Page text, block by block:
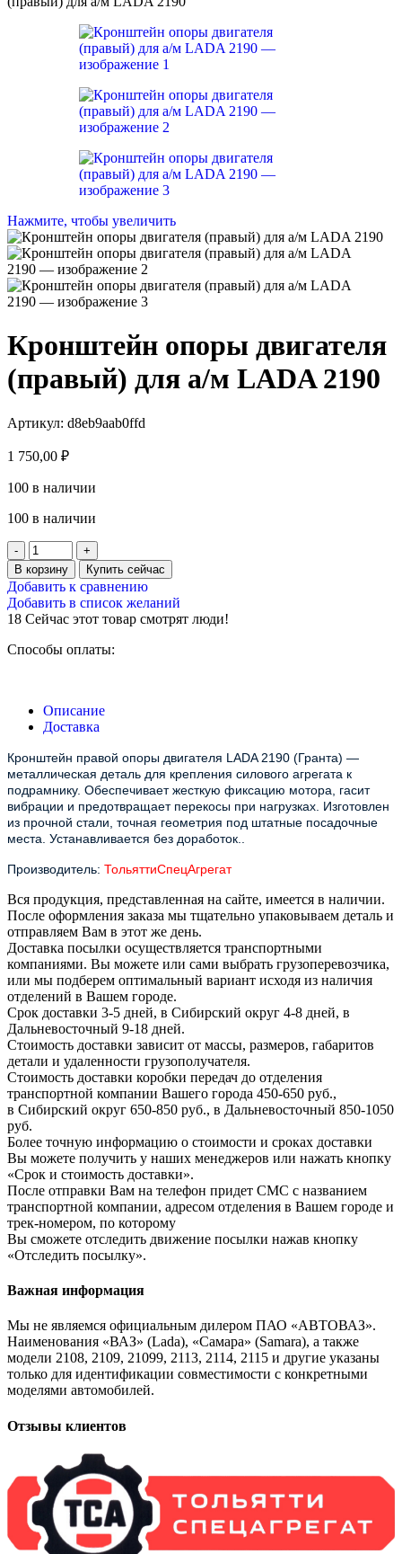
Нажмите, чтобы увеличить
Кронштейн опоры двигателя
(правый) для а/м LADA 2190
Артикул: d8eb9aab0ffd
1 750,00 ₽
100 в наличии
100 в наличии
В корзину Купить сейчас
Добавить к сравнению
Добавить в список желаний
18 Сейчас этот товар смотрят люди!
Способы оплаты:
Описание
Доставка
Кронштейн правой опоры двигателя LADA 2190 (Гранта) —
металлическая деталь для крепления силового агрегата к
подрамнику. Обеспечивает жесткую фиксацию мотора, гасит
вибрации и предотвращает перекосы при нагрузках. Изготовлен
из прочной стали, точная геометрия под штатные посадочные
места. Устанавливается без доработок..
Производитель: ТольяттиСпецАгрегат
Вся продукция, представленная на сайте, имеется в наличии.
После оформления заказа мы тщательно упаковываем деталь и
отправляем Вам в этот же день.
Доставка посылки осуществляется транспортными
компаниями. Вы можете или сами выбрать грузоперевозчика,
или мы подберем оптимальный вариант исходя из наличия
отделений в Вашем городе.
Срок доставки 3-5 дней, в Сибирский округ 4-8 дней, в
Дальневосточный 9-18 дней.
Стоимость доставки зависит от массы, размеров, габаритов
детали и удаленности грузополучателя.
Стоимость доставки коробки передач до отделения
транспортной компании Вашего города 450-650 руб.,
в Сибирский округ 650-850 руб., в Дальневосточный 850-1050
руб.
Более точную информацию о стоимости и сроках доставки
Вы можете получить у наших менеджеров или нажать кнопку
«Срок и стоимость доставки».
После отправки Вам на телефон придет СМС с названием
транспортной компании, адресом отделения в Вашем городе и
трек-номером, по которому
Вы сможете отследить движение посылки нажав кнопку
«Отследить посылку».
Важная информация
Мы не являемся официальным дилером ПАО «АВТОВАЗ».
Наименования «ВАЗ» (Lada), «Самара» (Samara), а также
модели 2108, 2109, 21099, 2113, 2114, 2115 и другие указаны
только для идентификации совместимости с конкретными
моделями автомобилей.
Отзывы клиентов